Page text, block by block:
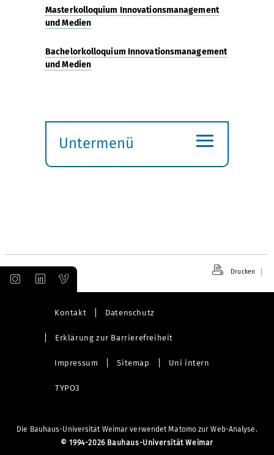
Masterkolloquium Innovationsmanagement
und Medien
Bachelorkolloquium Innovationsmanagement
und Medien
Untermenü
≡
Drucken
Kontakt Datenschutz
Erklärung zur Barrierefreiheit
Impressum Sitemap Uni intern
TYPO3
Die Bauhaus-Universität Weimar verwendet Matomo zur Web-Analyse.
© 1994-2026 Bauhaus-Universität Weimar